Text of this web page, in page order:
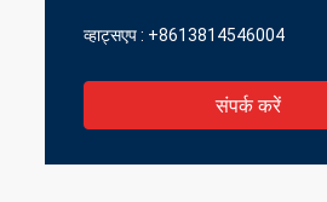
व्हाट्सएप : +8613814546004
संपर्क करें